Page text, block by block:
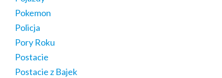
Pokemon
Policja
Pory Roku
Postacie
Postacie z Bajek